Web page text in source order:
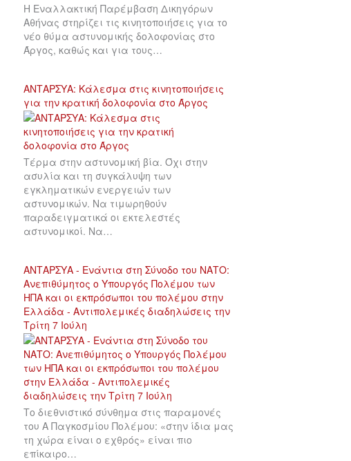
Η Εναλλακτική Παρέμβαση Δικηγόρων
Αθήνας στηρίζει τις κινητοποιήσεις για το
νέο θύμα αστυνομικής δολοφονίας στο
Άργος, καθώς και για τους…
ΑΝΤΑΡΣΥΑ: Κάλεσμα στις κινητοποιήσεις
για την κρατική δολοφονία στο Άργος
Τέρμα στην αστυνομική βία. Όχι στην
ασυλία και τη συγκάλυψη των
εγκληματικών ενεργειών των
αστυνομικών. Να τιμωρηθούν
παραδειγματικά οι εκτελεστές
αστυνομικοί. Να…
ΑΝΤΑΡΣΥΑ - Ενάντια στη Σύνοδο του ΝΑΤΟ:
Ανεπιθύμητος ο Υπουργός Πολέμου των
ΗΠΑ και οι εκπρόσωποι του πολέμου στην
Ελλάδα - Αντιπολεμικές διαδηλώσεις την
Τρίτη 7 Ιούλη
Το διεθνιστικό σύνθημα στις παραμονές
του Α Παγκοσμίου Πολέμου: «στην ίδια μας
τη χώρα είναι ο εχθρός» είναι πιο
επίκαιρο…